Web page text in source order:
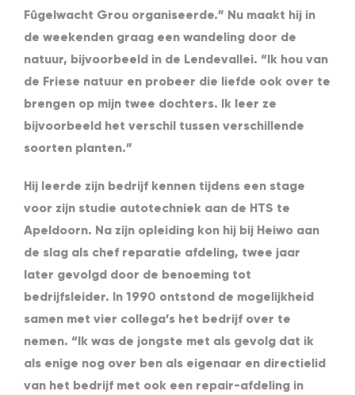
Fûgelwacht Grou organiseerde.” Nu maakt hij in
de weekenden graag een wandeling door de
natuur, bijvoorbeeld in de Lendevallei. “Ik hou van
de Friese natuur en probeer die liefde ook over te
brengen op mijn twee dochters. Ik leer ze
bijvoorbeeld het verschil tussen verschillende
soorten planten.”
Hij leerde zijn bedrijf kennen tijdens een stage
voor zijn studie autotechniek aan de HTS te
Apeldoorn. Na zijn opleiding kon hij bij Heiwo aan
de slag als chef reparatie afdeling, twee jaar
later gevolgd door de benoeming tot
bedrijfsleider. In 1990 ontstond de mogelijkheid
samen met vier collega’s het bedrijf over te
nemen. “Ik was de jongste met als gevolg dat ik
als enige nog over ben als eigenaar en directielid
van het bedrijf met ook een repair-afdeling in